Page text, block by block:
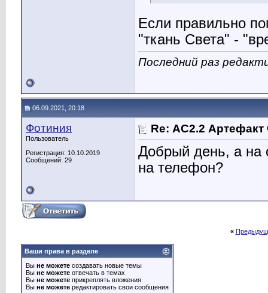
Если правильно
"ткань Света" -
Последний раз
06.09.2021, 20:18
Фотиния
Пользователь
Регистрация: 10.10.2019
Сообщений: 29
Re: АС2.2 Артефакт
Добрый день, а на
на телефон?
«
Ваши права в разделе
Вы не можете создавать новые темы
Вы не можете отвечать в темах
Вы не можете прикреплять вложения
Вы не можете редактировать свои сообщения